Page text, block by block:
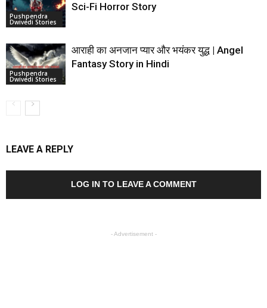
Pushpendra
Dwivedi Stories
Sci-Fi Horror Story
Pushpendra
Dwivedi Stories
आराही का अनजान प्यार और भयंकर युद्ध | Angel
Fantasy Story in Hindi
LEAVE A REPLY
LOG IN TO LEAVE A COMMENT
- Advertisement -